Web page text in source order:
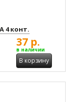
4 конт.
37 р.
в наличии
В корзину